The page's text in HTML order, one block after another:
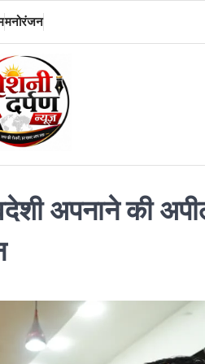
मनोरंजन
अपनाने की